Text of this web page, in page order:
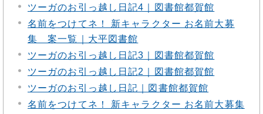
ツーガのお引っ越し日記4｜図書館都賀館
名前をつけてネ！ 新キャラクター お名前大募
集 案一覧｜大平図書館
ツーガのお引っ越し日記3｜図書館都賀館
ツーガのお引っ越し日記2｜図書館都賀館
ツーガのお引っ越し日記｜図書館都賀館
名前をつけてネ！ 新キャラクター お名前大募集